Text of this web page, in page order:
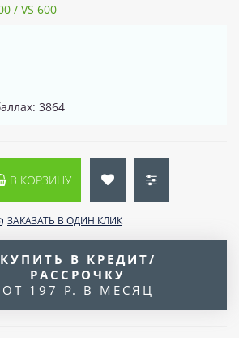
/ VS 600
3864
В КОРЗИНУ
ЗАКАЗАТЬ В ОДИН КЛИК
КУПИТЬ В КРЕДИТ/
РАССРОЧКУ
ОТ 197 Р. В МЕСЯЦ